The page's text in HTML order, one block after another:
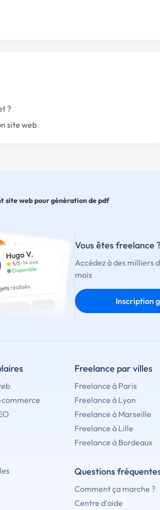
?
site web
site web pour génération de pdf
Vous êtes freelance
Accédez à des milliers
mois
Inscription
Freelance par villes
Freelance à Paris
Freelance à Lyon
Freelance à Marseille
Freelance à Lille
Freelance à Bordeaux
Questions
Comment ça marche ?
Centre d'aide